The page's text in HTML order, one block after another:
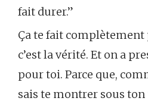
fait durer.”
Ça te fait complètement
c’est la vérité. Et on a
pour toi. Parce que,
sais te montrer sous